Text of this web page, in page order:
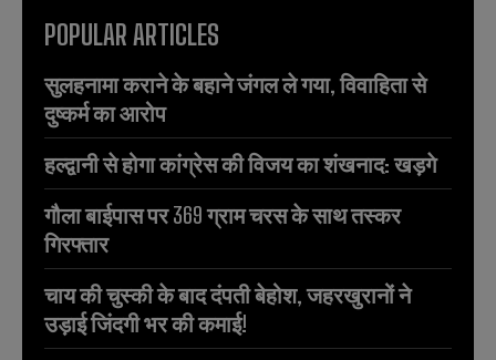
POPULAR ARTICLES
सुलहनामा कराने के बहाने जंगल ले गया, विवाहिता से
दुष्कर्म का आरोप
हल्द्वानी से होगा कांग्रेस की विजय का शंखनाद: खड़गे
गौला बाईपास पर 369 ग्राम चरस के साथ तस्कर
गिरफ्तार
चाय की चुस्की के बाद दंपती बेहोश, जहरखुरानों ने
उड़ाई जिंदगी भर की कमाई!